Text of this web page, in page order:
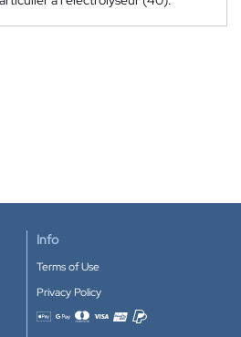
Info
Terms of Use
Privacy Policy
Accepted payment methods